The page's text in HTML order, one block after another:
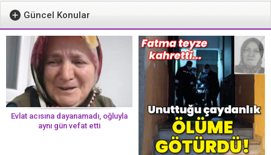
Güncel Konular
Evlat acısına dayanamadı, oğluyla
aynı gün vefat etti